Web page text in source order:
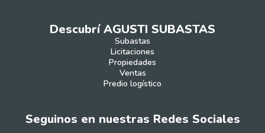
Descubrí AGUSTI SUBASTAS
Subastas
Licitaciones
Propiedades
Ventas
Predio logístico
Seguinos en nuestras Redes Sociales